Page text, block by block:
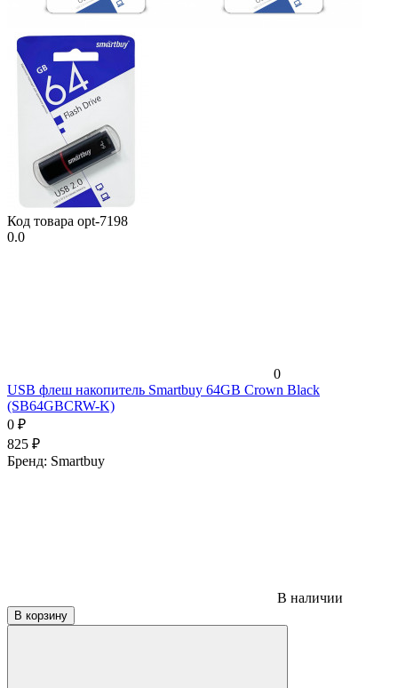
Код товара opt-7198
0.0
0
USB флеш накопитель Smartbuy 64GB Crown Black
(SB64GBCRW-K)
0 ₽
825 ₽
Бренд: Smartbuy
В наличии
В корзину